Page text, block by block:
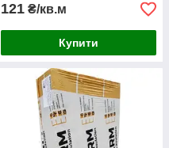
121 ₴/кв.м
Купити